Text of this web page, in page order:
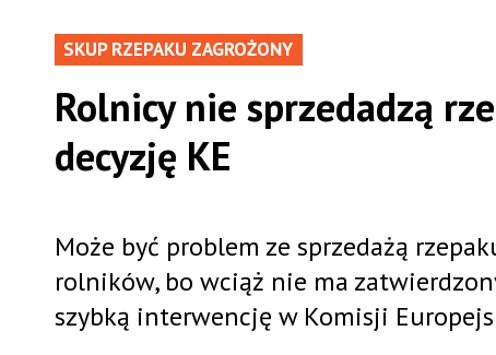
SKUP RZEPAKU ZAGROŻONY
Rolnicy nie sprzedadzą
decyzję KE
Może być problem ze sprzedażą
rolników, bo wciąż nie ma
szybką interwencję w Komisji